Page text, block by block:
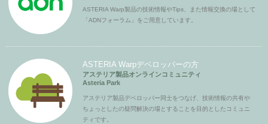
ASTERIA Warp製品の技術情報やTips、また情報交換の場として
「ADNフォーラム」をご用意しています。
ASTERIA Warpデベロッパーの方
アステリア製品オンラインコミュニティ
Asteria Park
アステリア製品デベロッパー同士をつなげ、技術情報の共有や
ちょっとしたの疑問解決の場とすることを目的としたコミュニ
ティです。